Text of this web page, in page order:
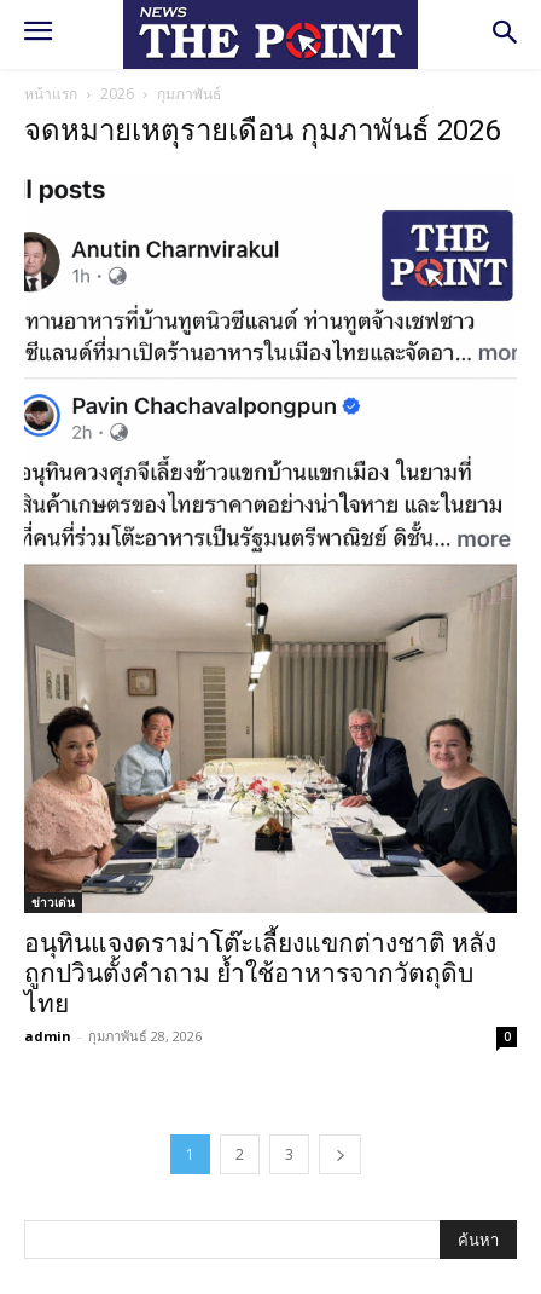
หน้าแรก 2026 กุมภาพันธ์
จดหมายเหตุรายเดือน กุมภาพันธ์ 2026
ข่าวเด่น
อนุทินแจงดราม่าโต๊ะเลี้ยงแขกต่างชาติ หลัง
ถูกปวินตั้งคำถาม ย้ำใช้อาหารจากวัตถุดิบ
ไทย
admin - กุมภาพันธ์ 28, 2026 0
1 2 3